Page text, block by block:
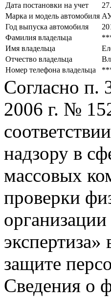
Дата постановки на учет
Марка и модель автомобиля
Год выпуска автомобиля
Фамилия владельца
Имя владельца
Отчество владельца
Номер телефона владельца
Согласно п.
2006 г. №
надзору в
массовых
проверки
защите
Сведения о